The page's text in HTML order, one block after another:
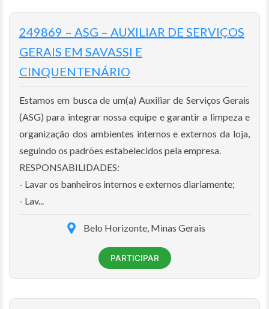
249869 – ASG – AUXILIAR DE SERVIÇOS
GERAIS EM SAVASSI E
CINQUENTENÁRIO
Estamos em busca de um(a) Auxiliar de Serviços Gerais
(ASG) para integrar nossa equipe e garantir a limpeza e
organização dos ambientes internos e externos da loja,
seguindo os padrões estabelecidos pela empresa.
RESPONSABILIDADES:
- Lavar os banheiros internos e externos diariamente;
- Lav...
Belo Horizonte, Minas Gerais
PARTICIPAR